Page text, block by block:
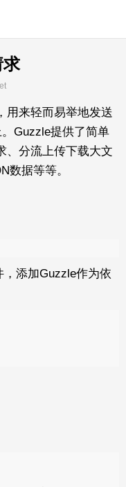
用来轻而易举地发送
Guzzle提供了简单
、分流上传下载大文
数据等等。
添加Guzzle作为依